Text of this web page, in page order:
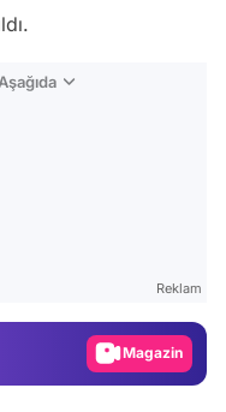
Reklam
Magazin